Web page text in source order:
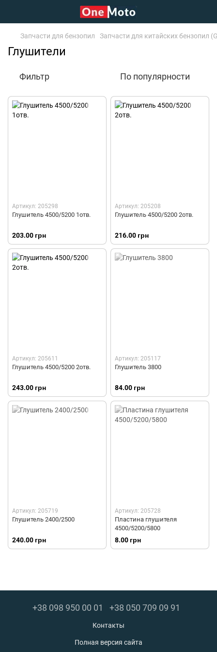
Запчасти для бензопил Запчасти для китайских бензопил
Глушители
Фильтр По популярности
Артикул: 205298
Глушитель 4500/5200 1отв.
203.00 грн
Артикул: 205208
Глушитель 4500/5200 2отв.
216.00 грн
Артикул: 205611
Глушитель 4500/5200 2отв.
243.00 грн
Артикул: 205117
Глушитель 3800
84.00 грн
Артикул: 205719
Глушитель 2400/2500
240.00 грн
Артикул: 205728
Пластина глушителя
4500/5200/5800
8.00 грн
+38 098 950 00 01 +38 050 709 09 91
Контакты
Полная версия сайта